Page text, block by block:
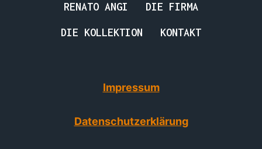
RENATO ANGI DIE FIRMA
DIE KOLLEKTION KONTAKT
Impressum
Datenschutzerklärung